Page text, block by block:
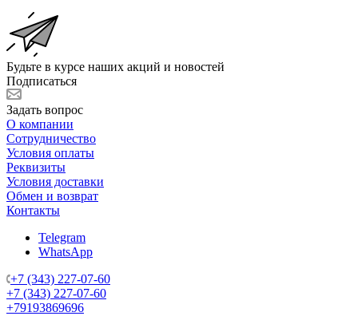
Будьте в курсе наших акций и новостей
Подписаться
Задать вопрос
О компании
Сотрудничество
Условия оплаты
Реквизиты
Условия доставки
Обмен и возврат
Контакты
Telegram
WhatsApp
+7 (343) 227-07-60
+7 (343) 227-07-60
+79193869696